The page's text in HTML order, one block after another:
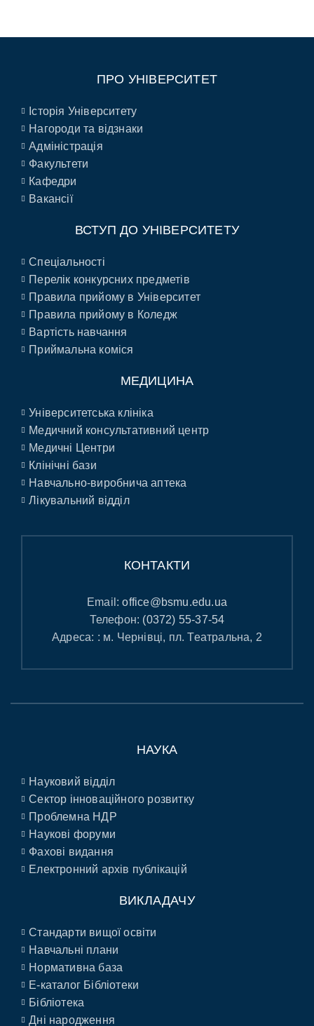
ПРО УНІВЕРСИТЕТ
Історія Університету
Нагороди та відзнаки
Адміністрація
Факультети
Кафедри
Вакансії
ВСТУП ДО УНІВЕРСИТЕТУ
Спеціальності
Перелік конкурсних предметів
Правила прийому в Університет
Правила прийому в Коледж
Вартість навчання
Приймальна коміся
МЕДИЦИНА
Університетська клініка
Медичний консультативний центр
Медичні Центри
Клінічні бази
Навчально-виробнича аптека
Лікувальний відділ
КОНТАКТИ
Email:office@bsmu.edu.ua
Телефон: (0372) 55-37-54
Адреса: : м. Чернівці, пл. Театральна, 2
НАУКА
Науковий відділ
Сектор інноваційного розвитку
Проблемна НДР
Наукові форуми
Фахові видання
Електронний архів публікацій
ВИКЛАДАЧУ
Стандарти вищої освіти
Навчальні плани
Нормативна база
E-каталог Бібліотеки
Бібліотека
Дні народження